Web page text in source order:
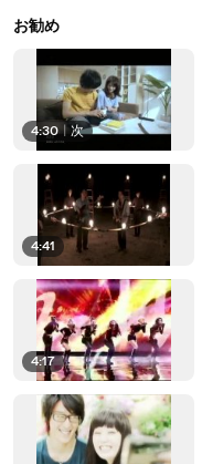
お勧め
4:30 | 次
4:41
4:17